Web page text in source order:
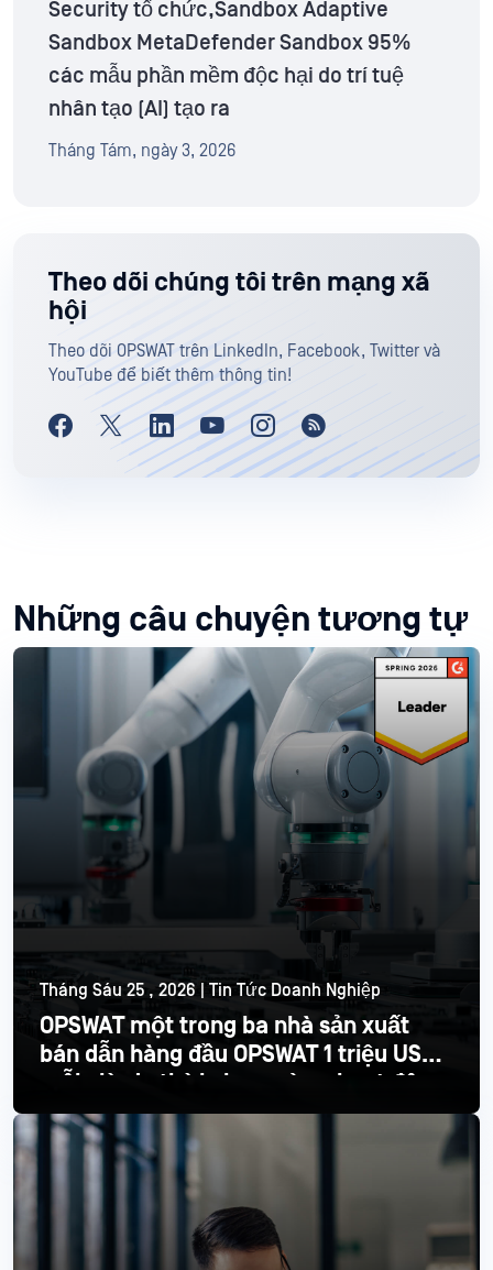
Security tổ chức,Sandbox Adaptive
Sandbox MetaDefender Sandbox 95%
các mẫu phần mềm độc hại do trí tuệ
nhân tạo (AI) tạo ra
Tháng Tám, ngày 3, 2026
Theo dõi chúng tôi trên mạng xã
hội
Theo dõi OPSWAT trên LinkedIn, Facebook, Twitter và
YouTube để biết thêm thông tin!
Những câu chuyện tương tự
Tháng Sáu 25 , 2026 | Tin Tức Doanh Nghiệp
OPSWAT một trong ba nhà sản xuất
bán dẫn hàng đầu OPSWAT 1 triệu USD
mỗi giờ do thời gian ngừng hoạt động
Đọc thêm